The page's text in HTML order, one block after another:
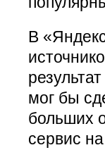
В
мог бы
больших
сервис